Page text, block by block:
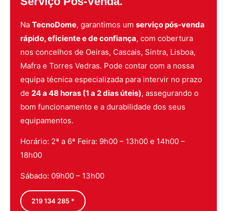
Na TecnoDome, garantimos um serviço pós-venda
rápido, eficiente e de confiança, com cobertura
nos concelhos de Oeiras, Cascais, Sintra, Lisboa,
Mafra e Torres Vedras. Pode contar com a nossa
equipa técnica especializada para intervir no prazo
de 24 a 48 horas (1 a 2 dias úteis), assegurando o
bom funcionamento e a durabilidade dos seus
equipamentos.
Horário: 2ª a 6ª Feira: 9h00 – 13h00 e 14h00 –
18h00
Sábado: 09h00 – 13h00
219 134 285 *